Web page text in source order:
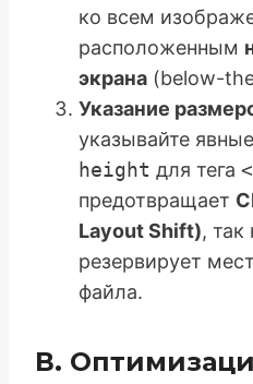
ко всем
расположенным
экрана (below-
Указание
указывайте
height для тега
предотвращает
Layout Shift), так
резервирует
файла.
В.